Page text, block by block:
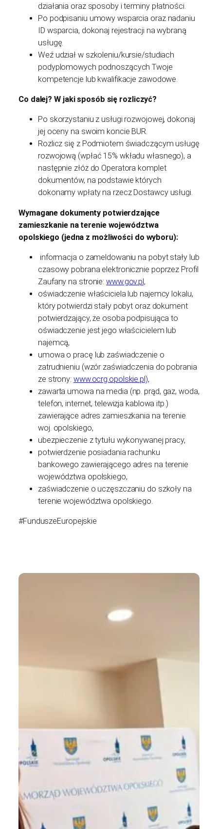
działania oraz sposoby i terminy płatności.
Po podpisaniu umowy wsparcia oraz nadaniu
ID wsparcia, dokonaj rejestracji na wybraną
usługę.
Weź udział w szkoleniu/kursie/studiach
podyplomowych podnoszących Twoje
kompetencje lub kwalifikacje zawodowe.
Co dalej? W jaki sposób się rozliczyć?
Po skorzystaniu z usługi rozwojowej, dokonaj
jej oceny na swoim koncie BUR.
Rozlicz się z Podmiotem świadczącym usługę
rozwojową (wpłać 15% wkładu własnego), a
następnie złóż do Operatora komplet
dokumentów, na podstawie których
dokonamy wpłaty na rzecz Dostawcy usługi.
Wymagane dokumenty potwierdzające
zamieszkanie na terenie województwa
opolskiego (jedna z możliwości do wyboru):
informacja o zameldowaniu na pobyt stały lub
czasowy pobrana elektronicznie poprzez Profil
Zaufany na stronie: www.gov.pl,
oświadczenie właściciela lub najemcy lokalu,
który potwierdzi stały pobyt oraz dokument
potwierdzający, że osoba podpisująca to
oświadczenie jest jego właścicielem lub
najemcą,
umowa o pracę lub zaświadczenie o
zatrudnieniu (wzór zaświadczenia do pobrania
ze strony: www.ocrg.opolskie.pl),
zawarta umowa na media (np. prąd, gaz, woda,
telefon, internet, telewizja kablowa itp.)
zawierające adres zamieszkania na terenie
woj. opolskiego,
ubezpieczenie z tytułu wykonywanej pracy,
potwierdzenie posiadania rachunku
bankowego zawierającego adres na terenie
województwa opolskiego,
zaświadczenie o uczęszczaniu do szkoły na
terenie województwa opolskiego.
#FunduszeEuropejskie